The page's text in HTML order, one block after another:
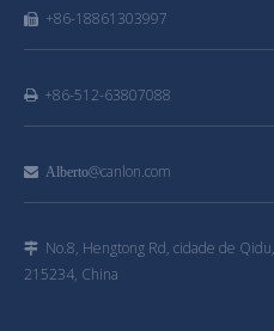
 +86-18861303997
+86-512-63807088
 Alberto@canlon.com

No.8, Hengtong Rd, cidade de
215234, China